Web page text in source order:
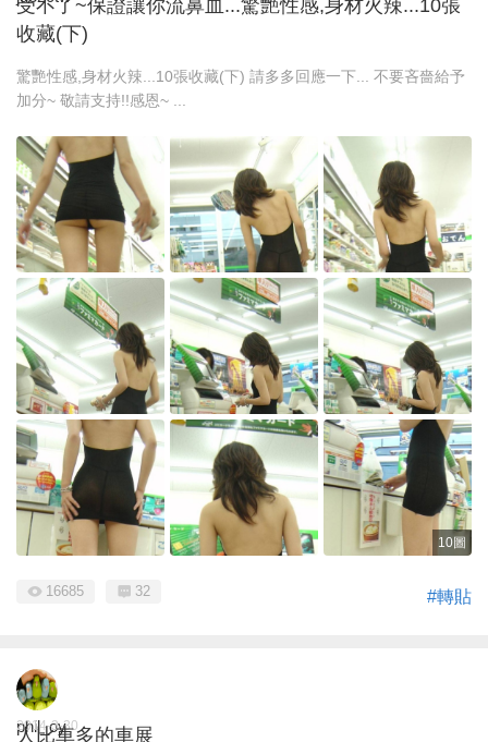
受不了~保證讓你流鼻血...驚艷性感,身材火辣...10張
收藏(下)
驚艷性感,身材火辣...10張收藏(下) 請多多回應一下... 不要吝嗇給予
加分~ 敬請支持!!感恩~ ...
10圖
#轉貼
16685 32
phil_oy
2014-3-30
人比車多的車展